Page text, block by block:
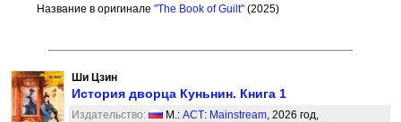
Название в оригинале "The Book of Guilt"(2025)
Ши Цзин
История дворца Куньнин. Книга 1
Издательство: М.: АСТ: Mainstream, 2026 год,